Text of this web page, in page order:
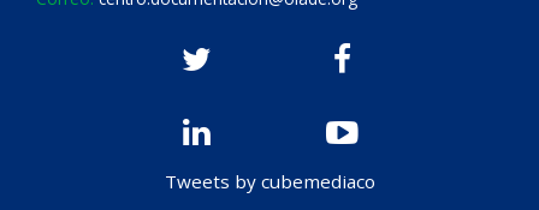
Tweets by cubemediaco